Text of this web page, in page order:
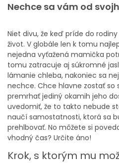
Nechce sa vám od
Niet divu, že keď príde do
život. V globále len k tomu
nejedna vyťažená mamička
tomu zatracuje aj súkromné
lámanie chleba, nakoniec sa
nechce. Chce hlavne zostať so
premrhať jediný okamih jeho
uvedomiť, že to takto nebude
naučí samostatnosti, ktorá sa
prehlbovať. No môžete si
vhodný čas? Určite áno!
Krok, s ktorým mu